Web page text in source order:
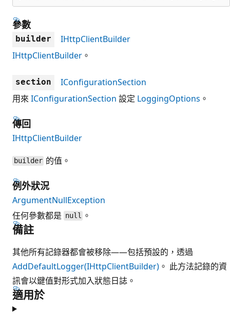
參數
builder
IHttpClientBuilder
IHttpClientBuilder 。
section
IConfigurationSection
用來 IConfigurationSection 設定 LoggingOptions 。
傳回
IHttpClientBuilder
builder 的值。
例外狀況
ArgumentNullException
任何參數都是 null 。
備註
其他所有記錄器都會被移除——包括預設的，透過
AddDefaultLogger(IHttpClientBuilder) 。 此方法記錄的資
訊會以鍵值對形式加入狀態日誌。
適用於